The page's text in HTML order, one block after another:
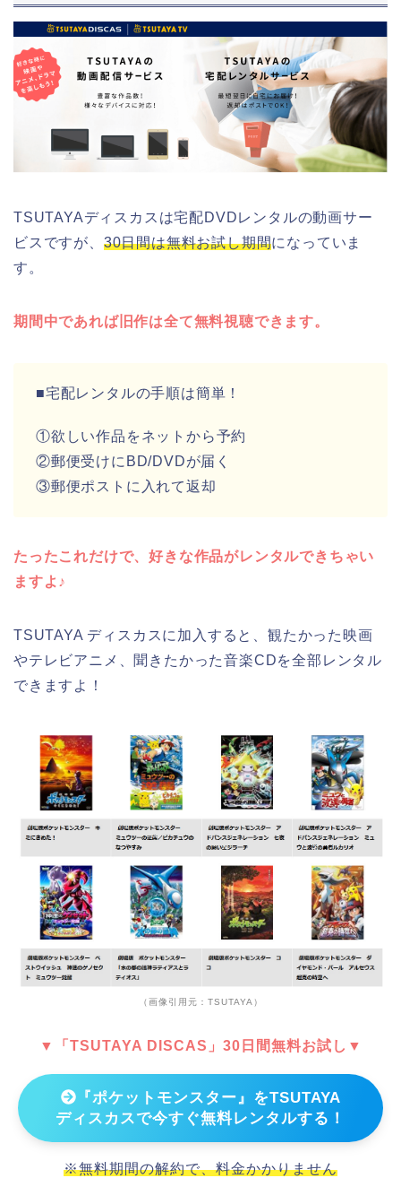
TSUTAYAディスカスは宅配DVDレンタルの動画サー
ビスですが、 30日間は無料お試し期間になっていま
す。
期間中であれば旧作は全て無料視聴できます。
■宅配レンタルの手順は簡単！
①欲しい作品をネットから予約
②郵便受けにBD/DVDが届く
③郵便ポストに入れて返却
たったこれだけで、好きな作品がレンタルできちゃい
ますよ♪
TSUTAYA ディスカスに加入すると、観たかった映画
やテレビアニメ、聞きたかった音楽CDを全部レンタル
できますよ！
（画像引用元：TSUTAYA）
▼「TSUTAYA DISCAS」30日間無料お試し▼
『ポケットモンスター』をTSUTAYA
ディスカスで今すぐ無料レンタルする！
※無料期間の解約で、料金かかりません